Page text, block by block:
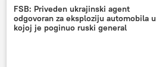
rat
Rusija
Specijalna vojna operacija u Ukrajini – vesti
FSB: Priveden ukrajinski agent
odgovoran za eksploziju automobila u
kojoj je poginuo ruski general